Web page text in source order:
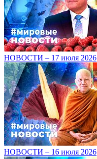
НОВОСТИ – 17 июля 2026
НОВОСТИ – 16 июля 2026